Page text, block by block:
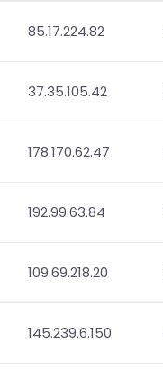
85.17.224.82
37.35.105.42
178.170.62.47
192.99.63.84
109.69.218.20
145.239.6.150